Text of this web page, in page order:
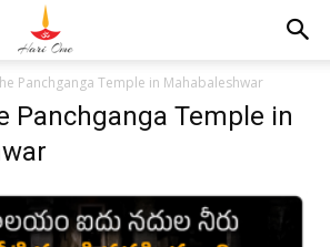
Panchganga Temple in Mahabaleshwar
Panchganga Temple in